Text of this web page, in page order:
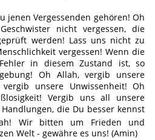
jenen Vergessenden gehören! Oh
nicht vergessen, die
werden! Lass uns nicht zu
vergessen! Wenn die
in diesem Zustand ist, so
Oh Allah, vergib unsere
unsere Unwissenheit! Oh
Vergib uns all unsere
die Du besser kennst
Wir bitten um Frieden und
Welt - gewähre es uns! (Amin)